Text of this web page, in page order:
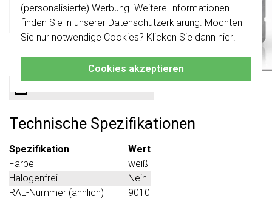
(personalisierte) Werbung. Weitere Informationen
finden Sie in unserer Datenschutzerklärung. Möchten
Sie nur notwendige Cookies? Klicken Sie dann hier.
Cookies akzeptieren
Schnelle Lieferzeiten
Produktbeschreibung
Technische Spezifikationen
Spezifikation
Wert
Farbe
weiß
Halogenfrei
Nein
RAL-Nummer (ähnlich)
9010
2024 kombinierbar.
Klicken Sie hier
für weitere Informationen,
damit Sie immer das Richtige bestellen.